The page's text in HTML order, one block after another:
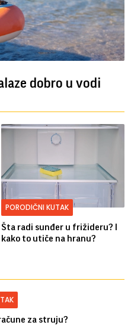
dobro u vodi
PORODIČNI KUTAK
Šta radi sunđer u frižideru? I
kako to utiče na hranu?
za struju?